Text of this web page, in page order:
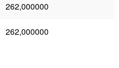
262,000000
262,000000